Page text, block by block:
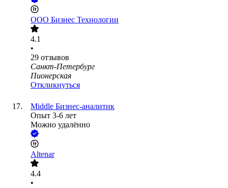
ООО Бизнес Технологии
4.1
•
29 отзывов
Санкт-Петербург
Пионерская
Откликнуться
Middle Бизнес-аналитик
Опыт 3-6 лет
Можно удалённо
Altenar
4.4
•